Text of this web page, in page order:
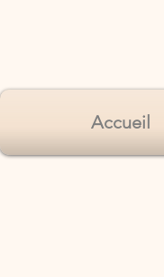
Accueil